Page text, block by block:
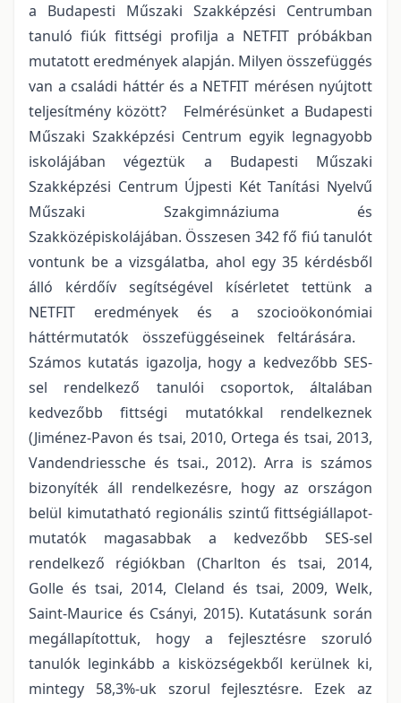
a Budapesti Műszaki Szakképzési Centrumban
tanuló fiúk fittségi profilja a NETFIT próbákban
mutatott eredmények alapján. Milyen összefüggés
van a családi háttér és a NETFIT mérésen nyújtott
teljesítmény között? Felmérésünket a Budapesti
Műszaki Szakképzési Centrum egyik legnagyobb
iskolájában végeztük a Budapesti Műszaki
Szakképzési Centrum Újpesti Két Tanítási Nyelvű
Műszaki Szakgimnáziuma és
Szakközépiskolájában. Összesen 342 fő fiú tanulót
vontunk be a vizsgálatba, ahol egy 35 kérdésből
álló kérdőív segítségével kísérletet tettünk a
NETFIT eredmények és a szocioökonómiai
háttérmutatók összefüggéseinek feltárására.
Számos kutatás igazolja, hogy a kedvezőbb SES-
sel rendelkező tanulói csoportok, általában
kedvezőbb fittségi mutatókkal rendelkeznek
(Jiménez-Pavon és tsai, 2010, Ortega és tsai, 2013,
Vandendriessche és tsai., 2012). Arra is számos
bizonyíték áll rendelkezésre, hogy az országon
belül kimutatható regionális szintű fittségiállapot-
mutatók magasabbak a kedvezőbb SES-sel
rendelkező régiókban (Charlton és tsai, 2014,
Golle és tsai, 2014, Cleland és tsai, 2009, Welk,
Saint-Maurice és Csányi, 2015). Kutatásunk során
megállapítottuk, hogy a fejlesztésre szoruló
tanulók leginkább a kisközségekből kerülnek ki,
mintegy 58,3%-uk szorul fejlesztésre. Ezek az